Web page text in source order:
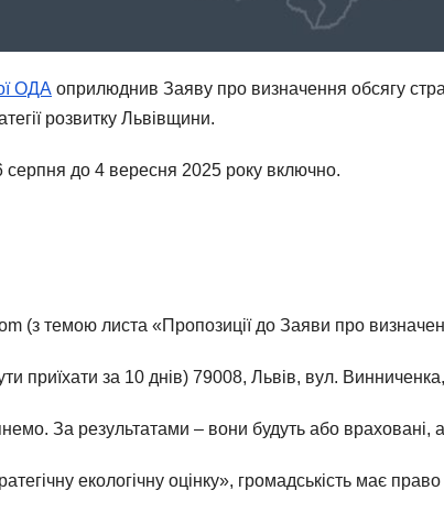
ОДА оприлюднив Заяву про визначення обсягу
розвитку Львівщини.
серпня до 4 вересня 2025 року включно.
(з темою листа «Пропозиції до Заяви про
приїхати за 10 днів) 79008, Львів, вул.
За результатами – вони будуть або
екологічну оцінку», громадськість має